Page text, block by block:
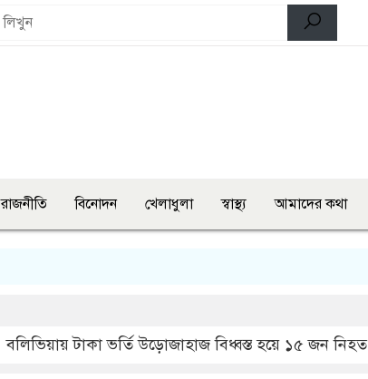
রাজনীতি বিনোদন খেলাধুলা স্বাস্থ্য আমাদের কথা
বলিভিয়ায় টাকা ভর্তি উড়োজাহাজ বিধ্বস্ত হয়ে ১৫ জন নিহত